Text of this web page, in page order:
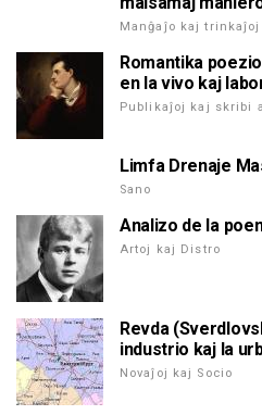
Manĝaĵo kaj trinkaĵoj
Romantika
en la vivo kaj
Publikaĵoj kaj skribi
Limfa Drenaje
Sano
Analizo de la
Artoj kaj Distro
Revda
industrio kaj la
Novaĵoj kaj Socio